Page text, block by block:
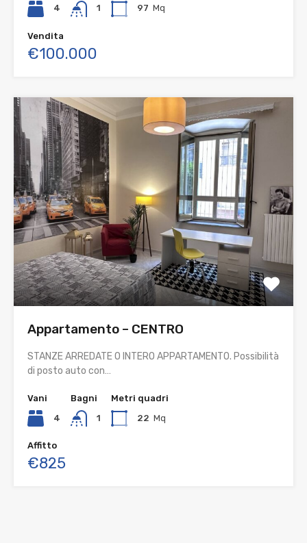
4
1
97 Mq
Vendita
€100.000
Appartamento – CENTRO
STANZE ARREDATE O INTERO APPARTAMENTO. Possibilità
di posto auto con…
Vani
4
Bagni
1
Metri quadri
22 Mq
Affitto
€825